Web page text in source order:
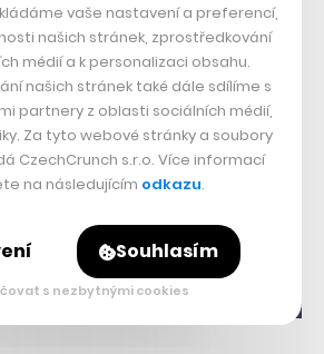
vaše nastavení a preferencí,
našich stránek, zprostředkování
médií a k personalizaci obsahu.
našich stránek také dále sdílíme s
partnery z oblasti sociálních médií,
Za tyto webové stránky a soubory
CzechCrunch s.r.o. Více informací
na následujícím odkazu.
Souhlasím
s nezbytnými cookies